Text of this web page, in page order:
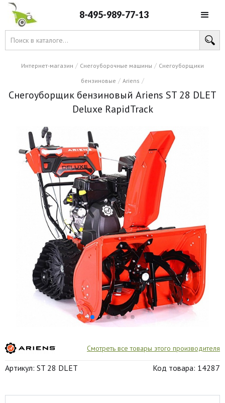
8-495-989-77-13
Интернет-магазин / Снегоуборочные машины / Снегоуборщики
бензиновые / Ariens /
Снегоуборщик бензиновый Ariens ST 28 DLET
Deluxe RapidTrack
Смотреть все товары этого производителя
Артикул: ST 28 DLET Код товара: 14287